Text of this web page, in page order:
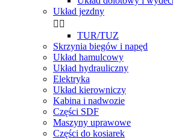
Układ jezdny
 
TUR/TUZ
Skrzynia biegów i napęd
Układ hamulcowy
Układ hydrauliczny
Elektryka
Układ kierowniczy
Kabina i nadwozie
Części SDF
Maszyny uprawowe
Części do kosiarek